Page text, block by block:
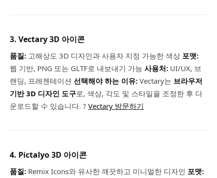
3. Vectary 3D 아이콘
품질: 고해상도 3D 디자인과 사용자 지정 가능한 색상 포맷:
웹 기반, PNG 또는 GLTF로 내보내기 가능 사용처: UI/UX, 브
랜딩, 프레젠테이션 선택해야 하는 이유: Vectary는 브라우저
기반 3D 디자인 도구로, 색상, 각도 및 스타일을 조정한 후 다
운로드할 수 있습니다. ? Vectary 방문하기
4. Pictalyo 3D 아이콘
품질: Remix Icons와 유사한 깨끗하고 미니멀한 디자인 포맷: